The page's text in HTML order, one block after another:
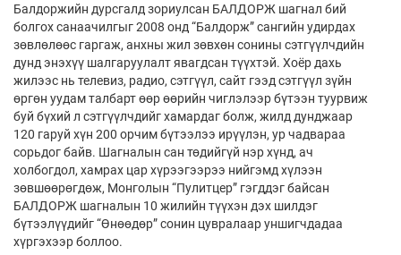
Балдоржийн дурсгалд зориулсан БАЛДОРЖ шагнал бий
болгох санаачилгыг 2008 онд “Балдорж” сангийн удирдах
зөвлөлөөс гаргаж, анхны жил зөвхөн сонины сэтгүүлчдийн
дунд энэхүү шалгаруулалт явагдсан түүхтэй. Хоёр дахь
жилээс нь телевиз, радио, сэтгүүл, сайт гээд сэтгүүл зүйн
өргөн уудам талбарт өөр өөрийн чиглэлээр бүтээн туурвиж
буй бүхий л сэтгүүлчдийг хамардаг болж, жилд дунджаар
120 гаруй хүн 200 орчим бүтээлээ ирүүлэн, ур чадвараа
сорьдог байв. Шагналын сан төдийгүй нэр хүнд, ач
холбогдол, хамрах цар хүрээгээрээ нийгэмд хүлээн
зөвшөөрөгдөж, Монголын “Пулитцер” гэгддэг байсан
БАЛДОРЖ шагналын 10 жилийн түүхэн дэх шилдэг
бүтээлүүдийг “Өнөөдөр” сонин цувралаар уншигчдадаа
хүргэхээр боллоо.